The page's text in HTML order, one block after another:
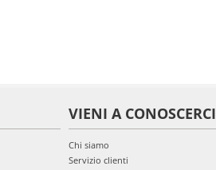
VIENI A CONOSCERCI
Chi siamo
Servizio clienti